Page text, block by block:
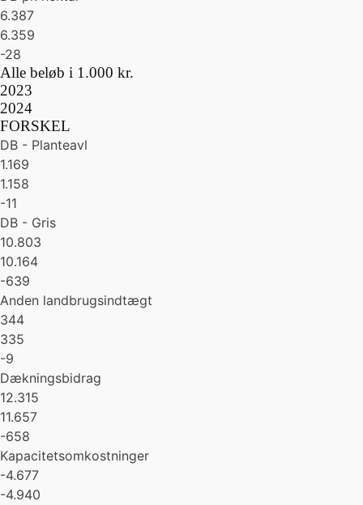
6.387
6.359
-28
Alle beløb i 1.000 kr.
2023
2024
FORSKEL
DB - Planteavl
1.169
1.158
-11
DB - Gris
10.803
10.164
-639
Anden landbrugsindtægt
344
335
-9
Dækningsbidrag
12.315
11.657
-658
Kapacitetsomkostninger
-4.677
-4.940